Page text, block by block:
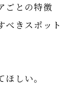
ごとの特徴
べきスポット
しい。